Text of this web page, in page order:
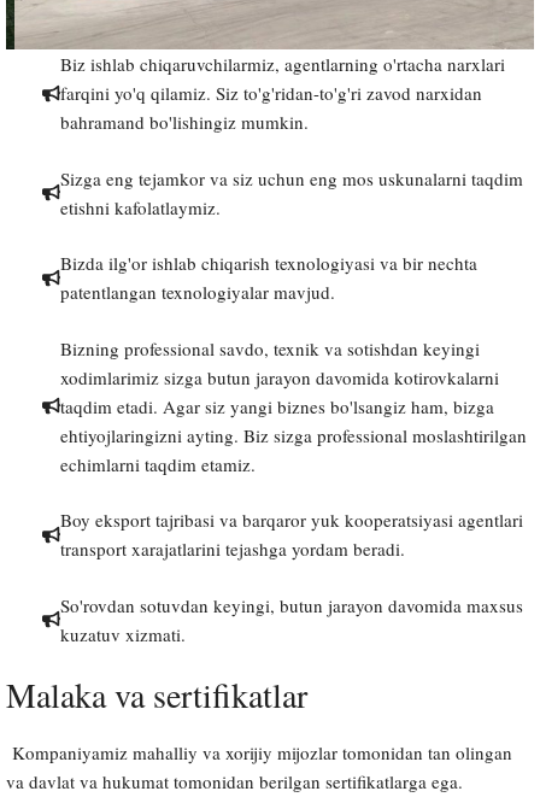
Biz ishlab chiqaruvchilarmiz, agentlarning o'rtacha narxlari
farqini yo'q qilamiz. Siz to'g'ridan-to'g'ri zavod narxidan
bahramand bo'lishingiz mumkin.
Sizga eng tejamkor va siz uchun eng mos uskunalarni taqdim
etishni kafolatlaymiz.
Bizda ilg'or ishlab chiqarish texnologiyasi va bir nechta
patentlangan texnologiyalar mavjud.
Bizning professional savdo, texnik va sotishdan keyingi
xodimlarimiz sizga butun jarayon davomida kotirovkalarni
taqdim etadi. Agar siz yangi biznes bo'lsangiz ham, bizga
ehtiyojlaringizni ayting. Biz sizga professional moslashtirilgan
echimlarni taqdim etamiz.
Boy eksport tajribasi va barqaror yuk kooperatsiyasi agentlari
transport xarajatlarini tejashga yordam beradi.
So'rovdan sotuvdan keyingi, butun jarayon davomida maxsus
kuzatuv xizmati.
Malaka va sertifikatlar
Kompaniyamiz mahalliy va xorijiy mijozlar tomonidan tan olingan
va davlat va hukumat tomonidan berilgan sertifikatlarga ega.
Indonesian
Malay